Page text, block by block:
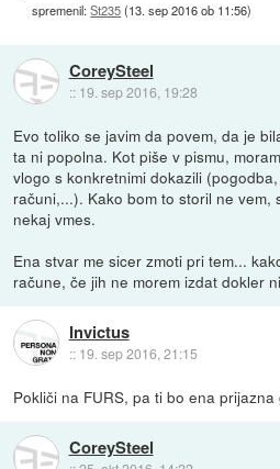
spremenil:St235(13. sep 2016 ob 11:56)
CoreySteel
:: 19. sep 2016, 19:28
Evo toliko se javim da povem, da je
ta ni popolna. Kot piše v pismu,
vlogo s konkretnimi dokazili
računi,...). Kako bom to storil ne vem,
nekaj vmes.
Ena stvar me sicer zmoti pri tem...
račune, če jih ne morem izdat dokler
Invictus
:: 19. sep 2016, 21:15
Pokliči na FURS, pa ti bo ena
CoreySteel